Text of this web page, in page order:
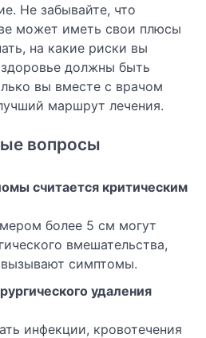
Не забывайте, что
может иметь свои плюсы
на какие риски вы
должны быть
вы вместе с врачом
маршрут лечения.
вопросы
считается критическим
более 5 см могут
вмешательства,
симптомы.
удаления
инфекции, кровотечения